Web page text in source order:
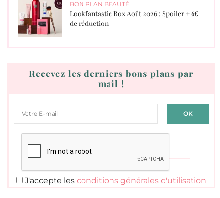
BON PLAN BEAUTÉ
Lookfantastic Box Août 2026 : Spoiler + 6€
de réduction
Recevez les derniers bons plans par
mail !
J'accepte les conditions générales d'utilisation